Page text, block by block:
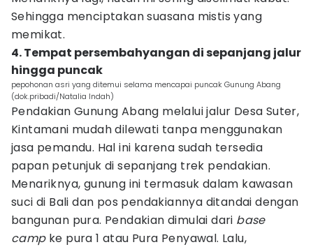
Sehingga menciptakan suasana mistis yang
memikat.
4. Tempat persembahyangan di sepanjang jalur
hingga puncak
pepohonan asri yang ditemui selama mencapai puncak Gunung Abang
(dok.pribadi/Natalia Indah)
Pendakian Gunung Abang melalui jalur Desa Suter,
Kintamani mudah dilewati tanpa menggunakan
jasa pemandu. Hal ini karena sudah tersedia
papan petunjuk di sepanjang trek pendakian.
Menariknya, gunung ini termasuk dalam kawasan
suci di Bali dan pos pendakiannya ditandai dengan
bangunan pura. Pendakian dimulai dari base
campke pura 1 atau Pura Penyawal. Lalu,